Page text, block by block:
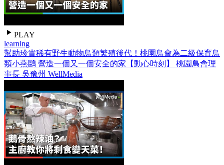
PLAY
learning
幫助珍貴稀有野生動物鳥類繁殖後代！桃園鳥會為二級保育鳥
類小燕鷗 營造一個又一個安全的家【動心時刻】 桃園鳥會理
事長 吳豫州 WellMedia